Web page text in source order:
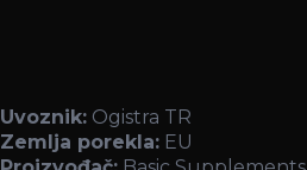
Uvoznik: Ogistra TR
Zemlja porekla: EU